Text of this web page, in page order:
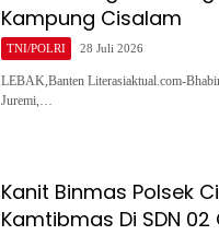
Kampung Cisalam
TNI/POLRI 28 Juli 2026
LEBAK,Banten Literasiaktual.com-
Juremi,…
Kanit Binmas Polsek
Kamtibmas Di SDN